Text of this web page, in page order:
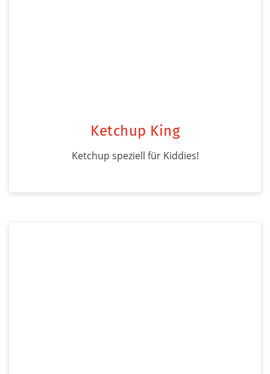
Ketchup King
Ketchup speziell für Kiddies!